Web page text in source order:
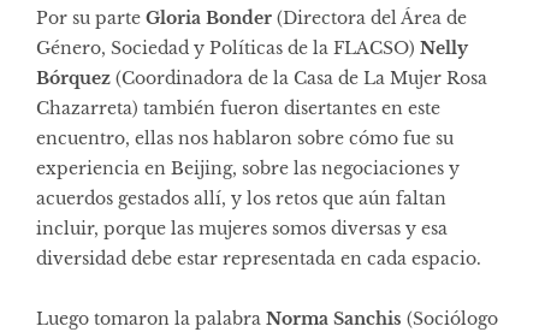
Por su parte Gloria Bonder (Directora del Área de
Género, Sociedad y Políticas de la FLACSO) Nelly
Bórquez (Coordinadora de la Casa de La Mujer Rosa
Chazarreta) también fueron disertantes en este
encuentro, ellas nos hablaron sobre cómo fue su
experiencia en Beijing, sobre las negociaciones y
acuerdos gestados allí, y los retos que aún faltan
incluir, porque las mujeres somos diversas y esa
diversidad debe estar representada en cada espacio.
Luego tomaron la palabra Norma Sanchis (Sociólogo